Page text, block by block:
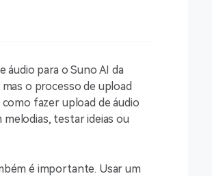
para o Suno AI da
o processo de upload
fazer upload de áudio
testar ideias ou
é importante. Usar um